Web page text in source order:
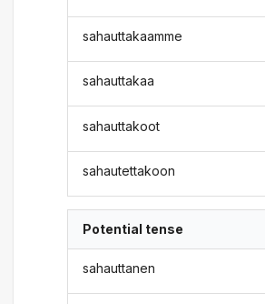
sahauttakaamme
sahauttakaa
sahauttakoot
sahautettakoon
Potential tense
sahauttanen